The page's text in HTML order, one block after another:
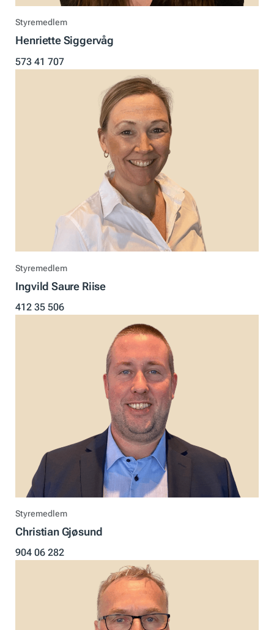
Styremedlem
Henriette Siggervåg
573 41 707
Styremedlem
Ingvild Saure Riise
412 35 506
Styremedlem
Christian Gjøsund
904 06 282